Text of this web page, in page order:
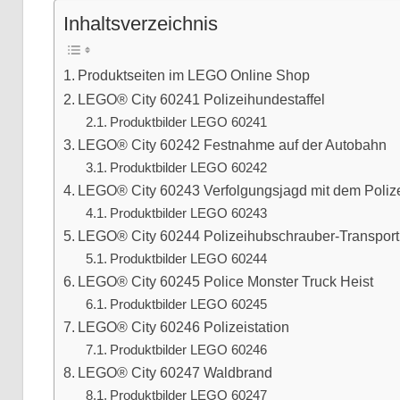
Inhaltsverzeichnis
Produktseiten im LEGO Online Shop
LEGO® City 60241 Polizeihundestaffel
Produktbilder LEGO 60241
LEGO® City 60242 Festnahme auf der Autobahn
Produktbilder LEGO 60242
LEGO® City 60243 Verfolgungsjagd mit dem
Produktbilder LEGO 60243
LEGO® City 60244 Polizeihubschrauber-Transport
Produktbilder LEGO 60244
LEGO® City 60245 Police Monster Truck Heist
Produktbilder LEGO 60245
LEGO® City 60246 Polizeistation
Produktbilder LEGO 60246
LEGO® City 60247 Waldbrand
Produktbilder LEGO 60247